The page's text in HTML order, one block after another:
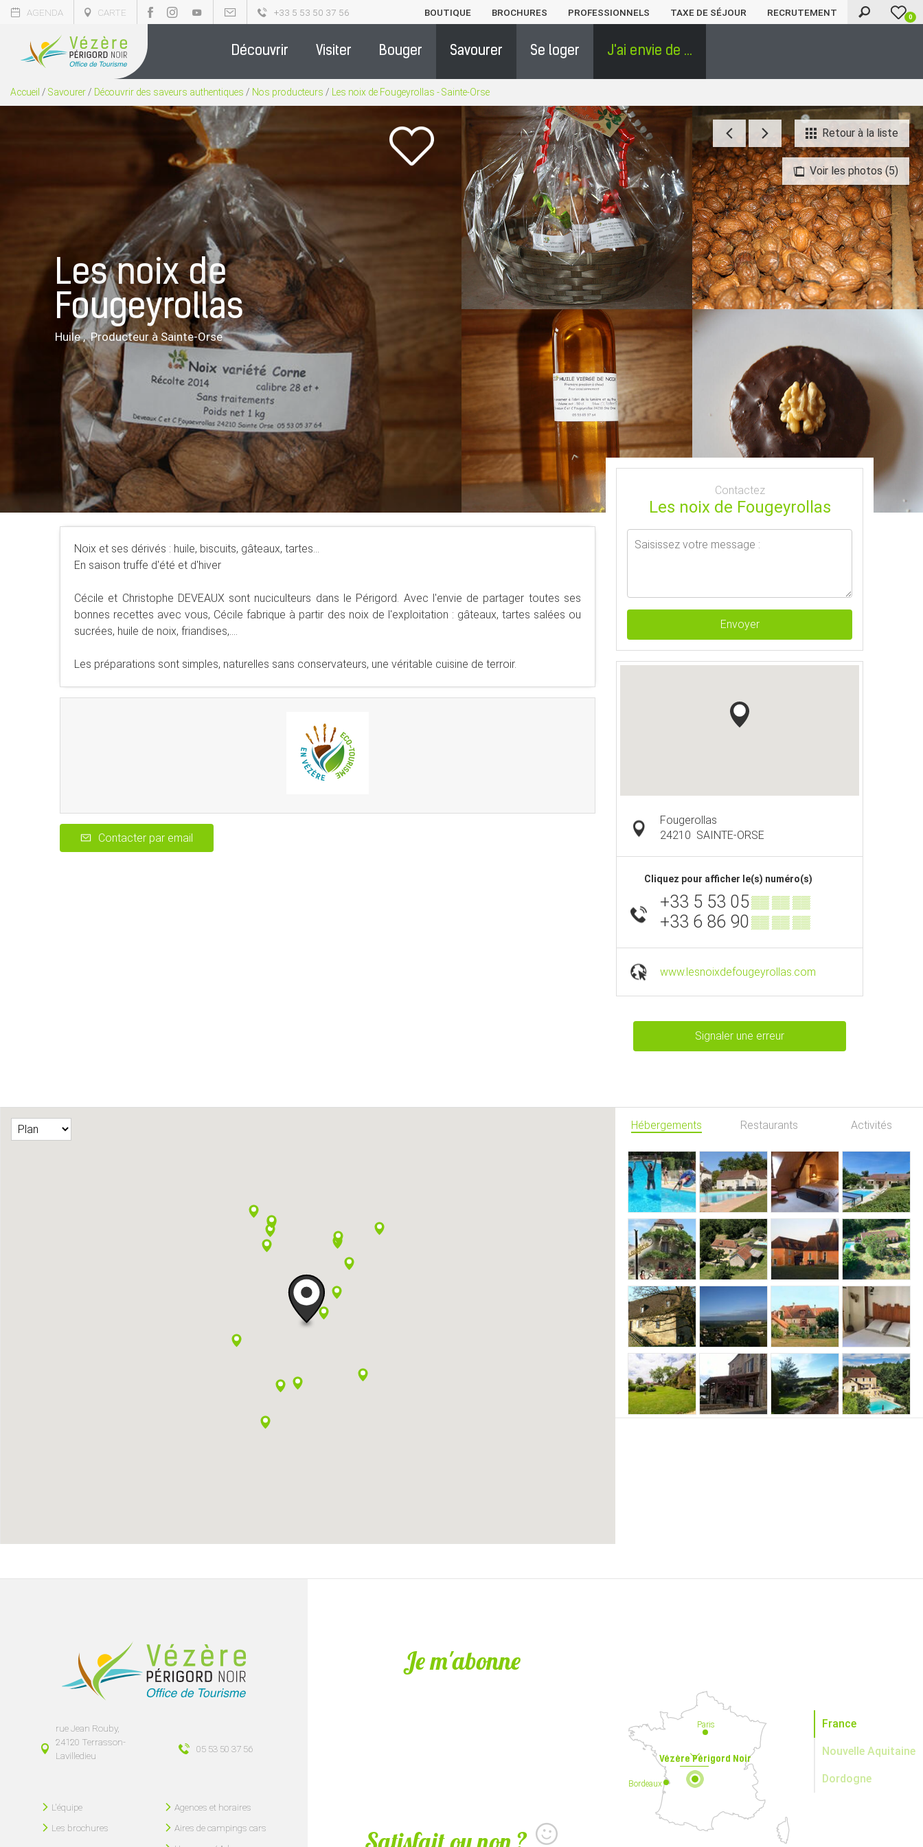
AGENDA CARTE +33 5 53 50 37 56 BOUTIQUE BROCHURES PROFESSIONNELS TAXE DE SÉJOUR RECRUTEMENT 0
Découvrir Visiter Bouger Savourer Se loger J'ai envie de ...
Accueil / Savourer / Découvrir des saveurs authentiques / Nos producteurs / Les noix de Fougeyrollas - Sainte-Orse
Voir les photos (5)
Retour à la liste
Les noix de
Fougeyrollas
Huile , Producteurà Sainte-Orse
Noix et ses dérivés : huile, biscuits, gâteaux, tartes...
En saison truffe d'été et d'hiver
Cécile et Christophe DEVEAUX sont nuciculteurs dans le Périgord. Avec l'envie de partager toutes ses
bonnes recettes avec vous, Cécile fabrique à partir des noix de l'exploitation : gâteaux, tartes salées ou
sucrées, huile de noix, friandises,....
Les préparations sont simples, naturelles sans conservateurs, une véritable cuisine de terroir.
Contacter par email
Contactez
Les noix de Fougeyrollas
Envoyer
Fougerollas
24210 SAINTE-ORSE
Cliquez pour afficher le(s) numéro(s)
+33 5 53 05▒▒ ▒▒ ▒▒
+33 6 86 90▒▒ ▒▒ ▒▒
www.lesnoixdefougeyrollas.com
Signaler une erreur
Hébergements Restaurants Activités
rue Jean Rouby,
24120 Terrasson-
Lavilledieu
05 53 50 37 56
L'équipe
Agences et horaires
Les brochures
Aires de campings cars
Je m'abonne
France
Nouvelle Aquitaine
Dordogne
Bordeaux
Paris
Vézère Périgord Noir